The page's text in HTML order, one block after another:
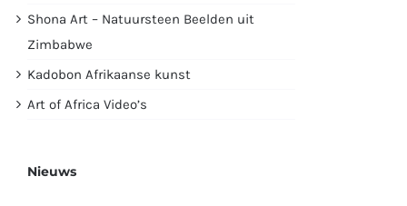
Shona Art – Natuursteen Beelden uit
Zimbabwe
Kadobon Afrikaanse kunst
Art of Africa Video’s
Nieuws